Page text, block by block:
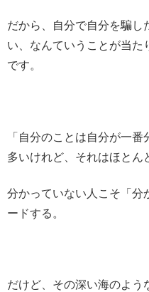
だから、自分で自分を騙し
い、なんていうことが当た
です。
「自分のことは自分が一
多いけれど、それはほとん
分かっていない人こそ「分
ードする。
だけど、その深い海のよう